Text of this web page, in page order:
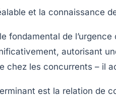
et la connaissance
fondamental de
autorisant
chez les concurrents – il
est la relation de